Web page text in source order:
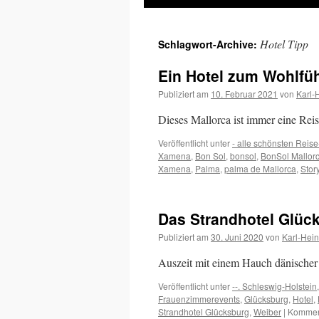
springen
Schlagwort-Archive: Hotel Tipp
Ein Hotel zum
Publiziert am 10. Februar 2021 von Karl-
Dieses Mallorca ist immer eine
Veröffentlicht unter- alle schönsten
Xamena, Bon Sol, bonsol, BonSol
Xamena, Palma, palma de Mallorca,
Das Strandhotel
Publiziert am 30. Juni 2020 von Karl-
Auszeit mit einem Hauch
Veröffentlicht unter--. Schleswig-Holstein,
Frauenzimmerevents, Glücksburg, Hotel,
Strandhotel Glücksburg, Weiber |